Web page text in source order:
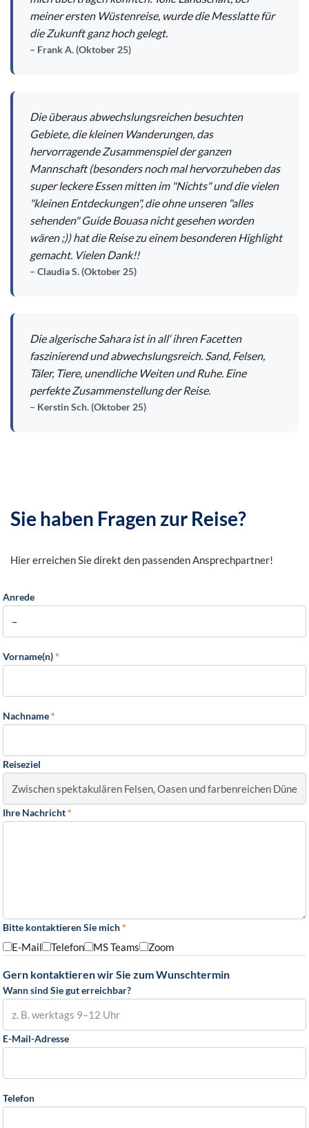
meiner ersten Wüstenreise, wurde die Messlatte für
die Zukunft ganz hoch gelegt.
Frank A. (Oktober 25)
Die überaus abwechslungsreichen besuchten
Gebiete, die kleinen Wanderungen, das
hervorragende Zusammenspiel der ganzen
Mannschaft (besonders noch mal hervorzuheben das
super leckere Essen mitten im "Nichts" und die vielen
"kleinen Entdeckungen", die ohne unseren "alles
sehenden" Guide Bouasa nicht gesehen worden
wären ;)) hat die Reise zu einem besonderen Highlight
gemacht. Vielen Dank!!
Claudia S. (Oktober 25)
Die algerische Sahara ist in all‘ ihren Facetten
faszinierend und abwechslungsreich. Sand, Felsen,
Täler, Tiere, unendliche Weiten und Ruhe. Eine
perfekte Zusammenstellung der Reise.
Kerstin Sch. (Oktober 25)
Sie haben Fragen zur Reise?
Hier erreichen Sie direkt den passenden Ansprechpartner!
Anrede
Vorname(n)*
Nachname*
Reiseziel
Ihre Nachricht*
Bitte kontaktieren Sie mich*
E-Mail Telefon MS Teams Zoom
Gern kontaktieren wir Sie zum Wunschtermin
Wann sind Sie gut erreichbar?
E-Mail-Adresse
Telefon